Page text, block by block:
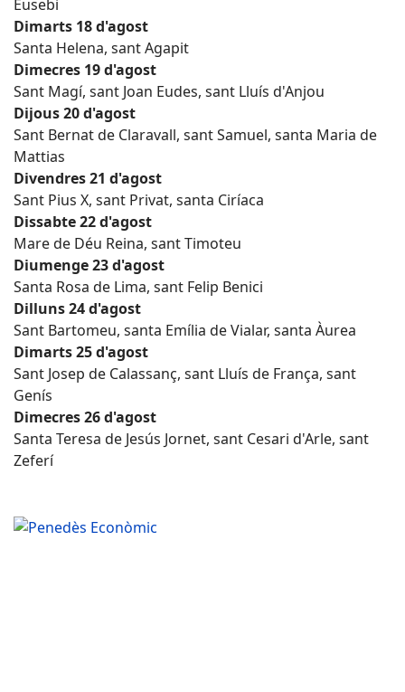
Eusebi
Dimarts 18 d'agost
Santa Helena, sant Agapit
Dimecres 19 d'agost
Sant Magí, sant Joan Eudes, sant Lluís d'Anjou
Dijous 20 d'agost
Sant Bernat de Claravall, sant Samuel, santa Maria de
Mattias
Divendres 21 d'agost
Sant Pius X, sant Privat, santa Ciríaca
Dissabte 22 d'agost
Mare de Déu Reina, sant Timoteu
Diumenge 23 d'agost
Santa Rosa de Lima, sant Felip Benici
Dilluns 24 d'agost
Sant Bartomeu, santa Emília de Vialar, santa Àurea
Dimarts 25 d'agost
Sant Josep de Calassanç, sant Lluís de França, sant
Genís
Dimecres 26 d'agost
Santa Teresa de Jesús Jornet, sant Cesari d'Arle, sant
Zeferí